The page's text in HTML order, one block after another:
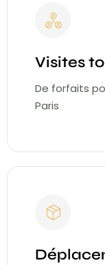
Visites
De forfaits
Paris